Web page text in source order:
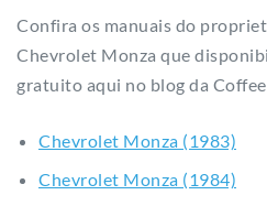
Confira os manuais do
Chevrolet Monza que
gratuito aqui no blog da
Chevrolet Monza (1983)
Chevrolet Monza (1984)